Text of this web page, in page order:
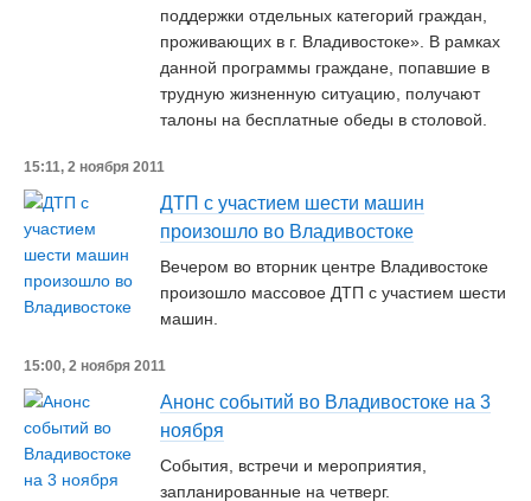
поддержки отдельных категорий граждан,
проживающих в г. Владивостоке». В рамках
данной программы граждане, попавшие в
трудную жизненную ситуацию, получают
талоны на бесплатные обеды в столовой.
15:11, 2 ноября 2011
ДТП с участием шести машин
произошло во Владивостоке
Вечером во вторник центре Владивостоке
произошло массовое ДТП с участием шести
машин.
15:00, 2 ноября 2011
Анонс событий во Владивостоке на 3
ноября
События, встречи и мероприятия,
запланированные на четверг.